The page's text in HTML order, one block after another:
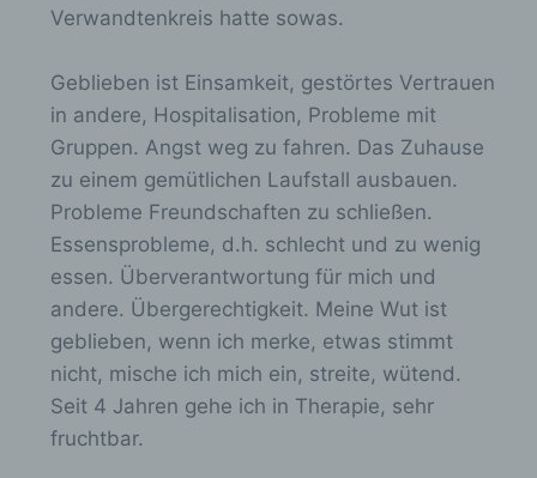
Verwandtenkreis hatte sowas.
Geblieben ist Einsamkeit, gestörtes Vertrauen
in andere, Hospitalisation, Probleme mit
Gruppen. Angst weg zu fahren. Das Zuhause
zu einem gemütlichen Laufstall ausbauen.
Probleme Freundschaften zu schließen.
Essensprobleme, d.h. schlecht und zu wenig
essen. Überverantwortung für mich und
andere. Übergerechtigkeit. Meine Wut ist
geblieben, wenn ich merke, etwas stimmt
nicht, mische ich mich ein, streite, wütend.
Seit 4 Jahren gehe ich in Therapie, sehr
fruchtbar.
Dritter ist eine natürliche oder juristische
Person, Behörde, Einrichtung oder andere
Stelle außer der betroffenen Person, dem
Verantwortlichen, dem Auftragsverarbeiter
und den Personen, die unter der
Verantwortlichen oder des
Auftragsverarbeiters befugt sind, die
personenbezogenen Daten zu verarbeiten.
k) Einwilligung
Einwilligung ist jede von der betroffenen